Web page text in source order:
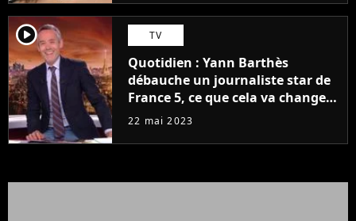
player2 TV
Quotidien : Yann Barthès
débauche un journaliste star de
France 5, ce que cela va changer
à la rentrée
22 mai 2023